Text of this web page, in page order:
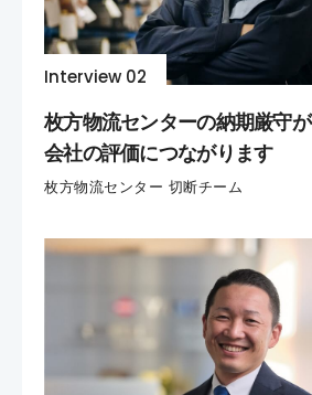
Interview 02
枚方物流センターの納期厳守が
会社の評価につながります
枚方物流センター 切断チーム